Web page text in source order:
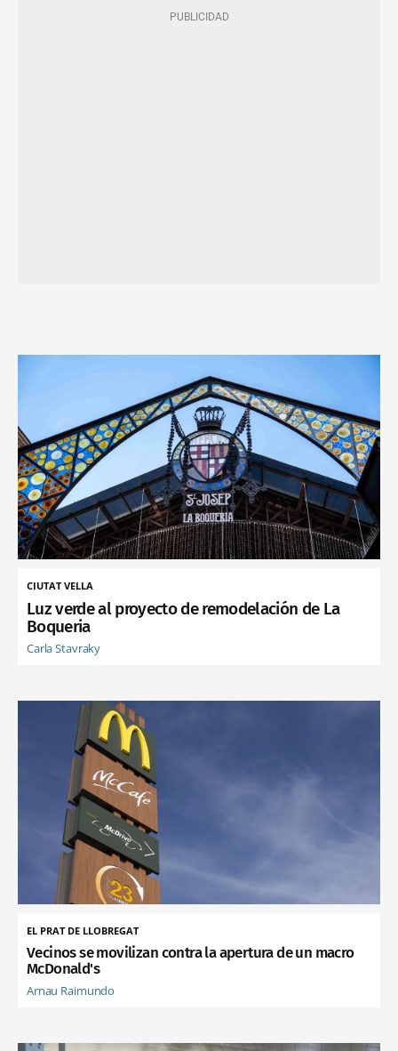
CIUTAT VELLA
Luz verde al proyecto de remodelación de La
Boqueria
Carla Stavraky
EL PRAT DE LLOBREGAT
Vecinos se movilizan contra la apertura de un macro
McDonald's
Arnau Raimundo